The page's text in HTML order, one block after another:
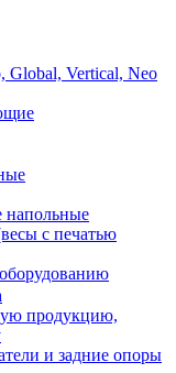
Global, Vertical, Neo
напольные
с печатью
продукцию,
и задние опоры